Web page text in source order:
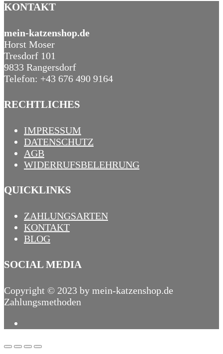
KONTAKT
mein-katzenshop.de
Horst Moser
Tresdorf 101
9833 Rangersdorf
Telefon: +43 676 490 9164
RECHTLICHES
IMPRESSUM
DATENSCHUTZ
AGB
WIDERRUFSBELEHRUNG
QUICKLINKS
ZAHLUNGSARTEN
KONTAKT
BLOG
SOCIAL MEDIA
Copyright © 2023 by mein-katzenshop.de
Zahlungsmethoden